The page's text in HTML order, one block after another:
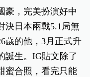
豪，完美扮演好中
決日本兩戰5.1局無
歲的他，3月正式升
誕生。IG貼文除了
蜜合照，看完只能